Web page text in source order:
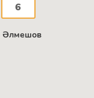
6
Әлмешов